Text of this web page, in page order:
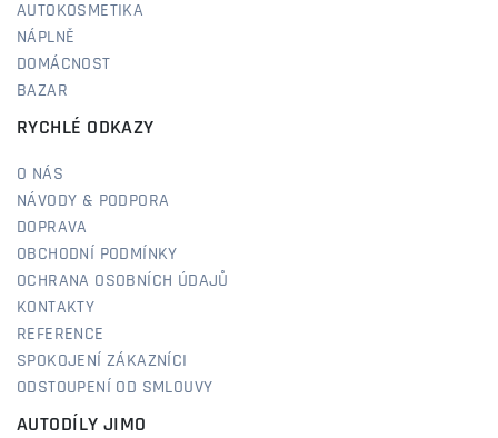
AUTOKOSMETIKA
NÁPLNĚ
DOMÁCNOST
BAZAR
RYCHLÉ ODKAZY
O NÁS
NÁVODY & PODPORA
DOPRAVA
OBCHODNÍ PODMÍNKY
OCHRANA OSOBNÍCH ÚDAJŮ
KONTAKTY
REFERENCE
SPOKOJENÍ ZÁKAZNÍCI
ODSTOUPENÍ OD SMLOUVY
AUTODÍLY JIMO